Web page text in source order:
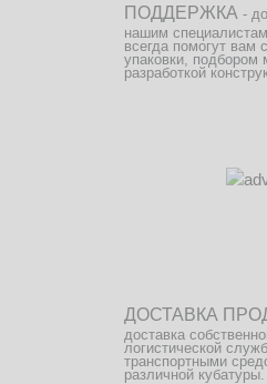
ПОДДЕРЖКА -
нашим
всегда помогут вам
упаковки, подбором
разработкой
ДОСТАВКА
доставка
логистической
транспортными
различной кубатуры.